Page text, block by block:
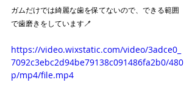
ガムだけでは綺麗な歯を保てないので、できる範囲
で歯磨きをしています🪥
https://video.wixstatic.com/video/3adce0_
7092c3ebc2d94be79138c091486fa2b0/480
p/mp4/file.mp4